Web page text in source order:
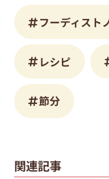
フーディスト
レシピ
節分
関連記事